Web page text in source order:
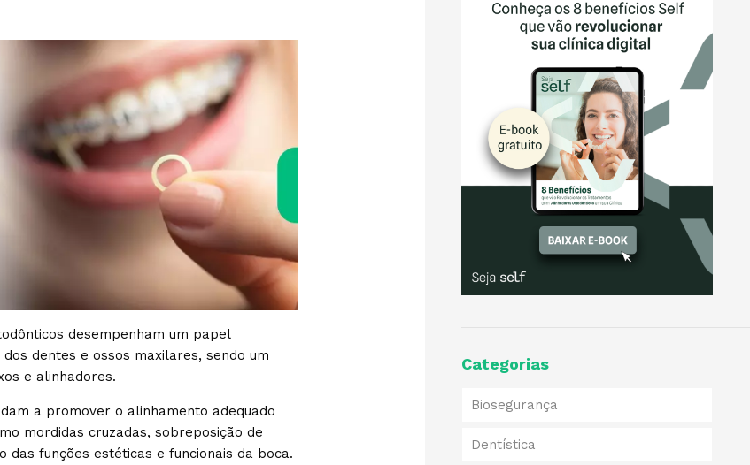
desempenham um papel
dentes e ossos maxilares, sendo um
e alinhadores.
a promover o alinhamento adequado
mordidas cruzadas, sobreposição de
funções estéticas e funcionais da boca.
Categorias
Biosegurança
Dentística